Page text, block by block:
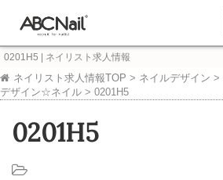
0201H5 | ネイリスト求人情報
ネイリスト求人情報TOP > ネイルデザイン >
デザイン☆ネイル > 0201H5
0201H5